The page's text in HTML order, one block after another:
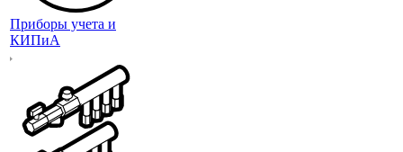
Приборы учета и
КИПиА